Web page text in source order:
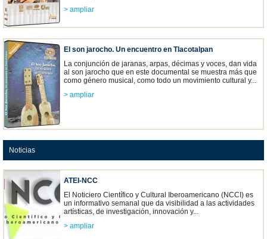
> ampliar
El son jarocho. Un encuentro en Tlacotalpan
La conjunción de jaranas, arpas, décimas y voces, dan vida
al son jarocho que en este documental se muestra más que
como género musical, como todo un movimiento cultural y...
> ampliar
Noticias
ATEI-NCC
El Noticiero Científico y Cultural Iberoamericano (NCCI) es
un informativo semanal que da visibilidad a las actividades
artísticas, de investigación, innovación y...
> ampliar